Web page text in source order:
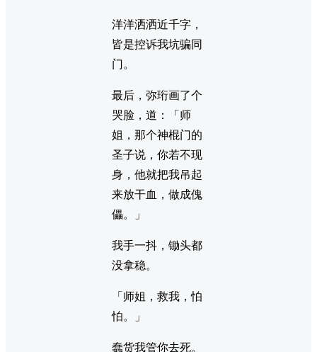
洋洋洒洒近千字，
皆是控诉我坑骗同
门。
最后，弥珩画了个
哭脸，道：「师
姐，那个神棍门的
圣子说，你若不现
身，他就把我吊起
来放干血，做成傀
儡。」
我手一抖，锄头都
没拿稳。
「师姐，救我，怕
怕。」
蠢货我管你去死。